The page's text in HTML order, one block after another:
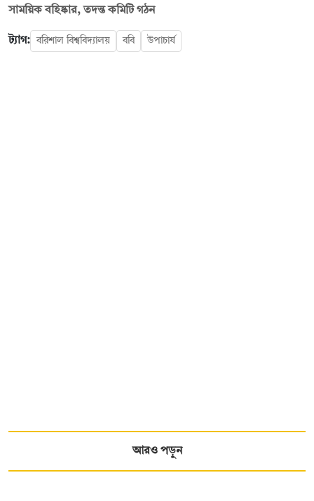
সাময়িক বহিষ্কার, তদন্ত কমিটি গঠন
ট্যাগ: বরিশাল বিশ্ববিদ্যালয় ববি উপাচার্য
আরও পড়ুন